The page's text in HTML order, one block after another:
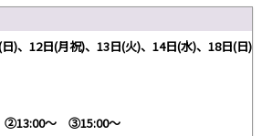
)、12日(月祝)、13日(火)、14日(水)、18日(日)
～ ③15:00～